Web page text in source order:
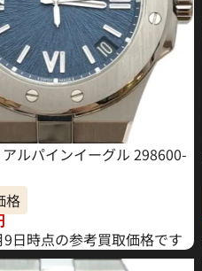
ルパインイーグル 298600-
格
日時点の参考買取価格です